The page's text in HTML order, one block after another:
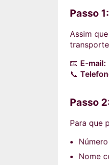
Passo
Assim
📧 E-mail:
📞
Passo
Para que
Nome